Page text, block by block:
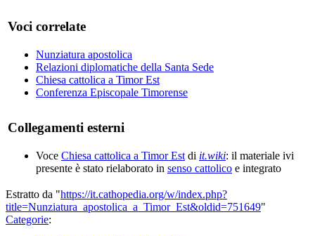
Voci correlate
Nunziatura apostolica
Relazioni diplomatiche della Santa Sede
Chiesa cattolica a Timor Est
Conferenza Episcopale Timorense
Collegamenti esterni
Voce Chiesa cattolica a Timor Est di it.wiki: il materiale ivi
presente è stato rielaborato in senso cattolico e integrato
Estratto da "https://it.cathopedia.org/w/index.php?
title=Nunziatura_apostolica_a_Timor_Est&oldid=751649"
Categorie: